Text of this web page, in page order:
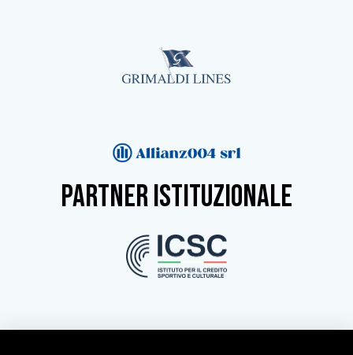
partner istituzionale